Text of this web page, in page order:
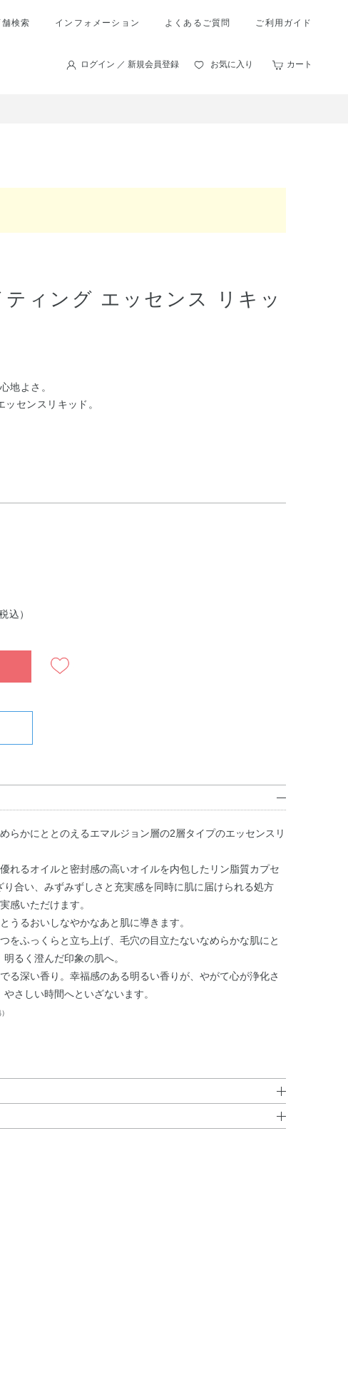
舗検索 インフォメーション よくあるご質問 ご利用ガイド
ログイン ／ 新規会員登録 お気に入り カート
ィング エッセンス リキッ
地よさ。
センスリキッド。
込）
らかにととのえるエマルジョン層の2層タイプのエッセンスリ
れるオイルと密封感の高いオイルを内包したリン脂質カプセ
合い、みずみずしさと充実感を同時に肌に届けられる処方
感いただけます。
るおいしなやかなあと肌に導きます。
をふっくらと立ち上げ、毛穴の目立たないなめらかな肌にと
るく澄んだ印象の肌へ。
る深い香り。幸福感のある明るい香りが、やがて心が浄化さ
さしい時間へといざないます。